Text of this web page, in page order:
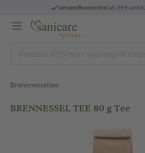
versandkostenfreiab 29 € und
Brennnesseltee
BRENNESSEL TEE 80 g Tee